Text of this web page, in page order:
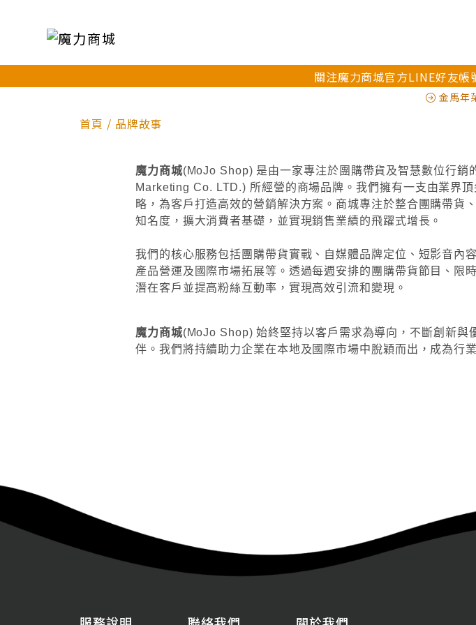
關注魔力商城官方LINE好友
金馬年
首頁 / 品牌故事
魔力商城(MoJo Shop) 是由一家專注於團購帶貨及智慧數位行銷
Marketing Co. LTD.) 所經營的商場品牌 。我們擁有一支由業界
略，為客戶打造高效的營銷解決方案。商城專注於整合團購帶
知名度，擴大消費者基礎，並實現銷售業績的飛躍式增長。
我們的核心服務包括團購帶貨實戰、自媒體品牌定位、短影音內
產品營運及國際市場拓展等。透過每週安排的團購帶貨節目、限
潛在客戶並提高粉絲互動率，實現高效引流和變現。
魔力商城(MoJo Shop)始終堅持以客戶需求為導向，不斷創新與
伴。我們將持續助力企業在本地及國際市場中脫穎而出，成為行